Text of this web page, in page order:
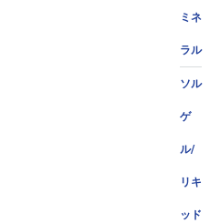
ミネ
ラル
ソル
ゲ
ル/
リキ
ッド